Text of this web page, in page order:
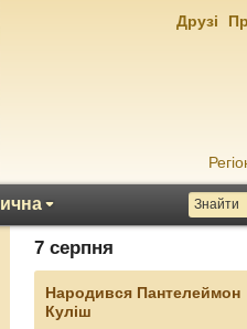
Друзі
7 серпня
Народився Пантелеймон
Куліш